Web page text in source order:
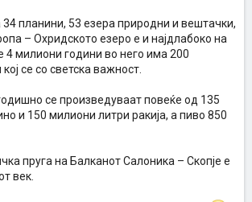
планини, 53 езера природни и вештачки,
– Охридското езеро е и најдлабоко на
4 милиони години во него има 200
се со светска важност.
се произведуваат повеќе од 135
и 150 милиони литри ракија, а пиво 850
пруга на Балканот Салоника – Скопје е
век.